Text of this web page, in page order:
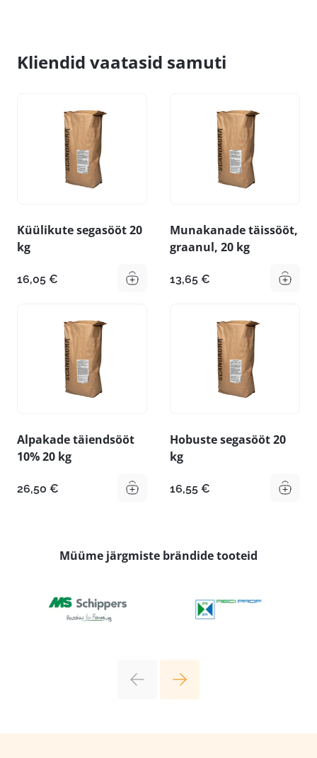
Kliendid vaatasid samuti
Küülikute segasööt 20
kg
16,05 €
Munakanade täissööt,
graanul, 20 kg
13,65 €
Alpakade täiendsööt
10% 20 kg
26,50 €
Hobuste segasööt 20
kg
16,55 €
Müüme järgmiste brändide tooteid